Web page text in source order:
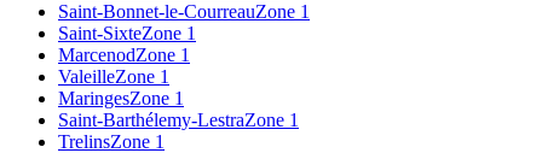
Saint-Bonnet-le-CourreauZone 1
Saint-SixteZone 1
MarcenodZone 1
ValeilleZone 1
MaringesZone 1
Saint-Barthélemy-LestraZone 1
TrelinsZone 1